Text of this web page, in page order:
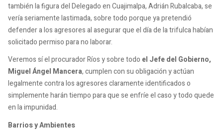
también la figura del Delegado en Cuajimalpa, Adrián Rubalcaba, se
vería seriamente lastimada, sobre todo porque ya pretendió
defender a los agresores al asegurar que el día de la trifulca habían
solicitado permiso para no laborar.
Veremos sí el procurador Ríos y sobre todo el Jefe del Gobierno,
Miguel Ángel Mancera, cumplen con su obligación y actúan
legalmente contra los agresores claramente identificados o
simplemente harán tiempo para que se enfríe el caso y todo quede
en la impunidad.
Barrios y Ambientes